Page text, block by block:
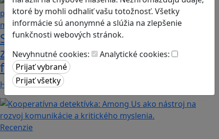
ktoré by mohli odhaliť vašu totožnosť. Všetky
informácie sú anonymné a slúžia na zlepšenie
funkčnosti webových stránok.
Nevyhnutné cookies:
Analytické cookies:
Stanete sa influencerom, keď budete
zdieľať iba pravdivé, nie alternatívne
fakty? Dozviete sa v hre Follow me
Hráči a hráčky sa stávajú používateľmi/kami…
Recenzie